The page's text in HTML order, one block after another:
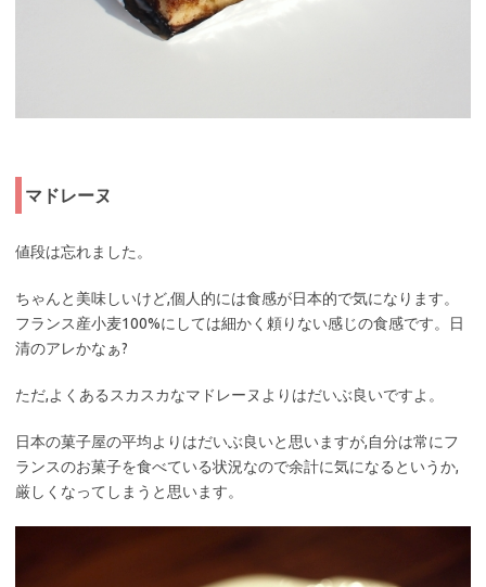
マドレーヌ
値段は忘れました。
ちゃんと美味しいけど,個人的には食感が日本的で気になります。
フランス産小麦100%にしては細かく頼りない感じの食感です。日
清のアレかなぁ?
ただ,よくあるスカスカなマドレーヌよりはだいぶ良いですよ。
日本の菓子屋の平均よりはだいぶ良いと思いますが,自分は常にフ
ランスのお菓子を食べている状況なので余計に気になるというか,
厳しくなってしまうと思います。